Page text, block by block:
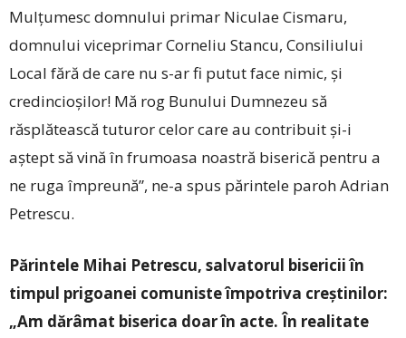
Mulțumesc domnului primar Niculae Cismaru,
domnului viceprimar Corneliu Stancu, Consiliului
Local fără de care nu s-ar fi putut face nimic, și
credincioșilor! Mă rog Bunului Dumnezeu să
răsplătească tuturor celor care au contribuit și-i
aștept să vină în frumoasa noastră biserică pentru a
ne ruga împreună”, ne-a spus părintele paroh Adrian
Petrescu.
Părintele Mihai Petrescu, salvatorul bisericii în
timpul prigoanei comuniste împotriva creștinilor:
„Am dărâmat biserica doar în acte. În realitate